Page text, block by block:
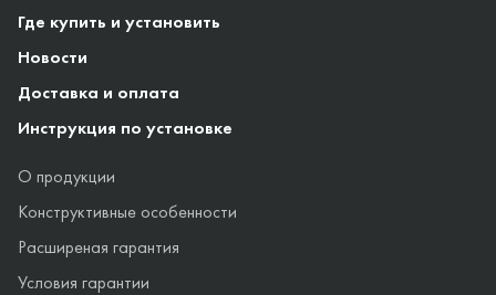
Где купить и установить
Новости
Доставка и оплата
Инструкция по установке
О продукции
Конструктивные особенности
Расширеная гарантия
Условия гарантии